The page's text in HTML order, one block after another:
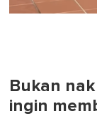
Bukan
ingin